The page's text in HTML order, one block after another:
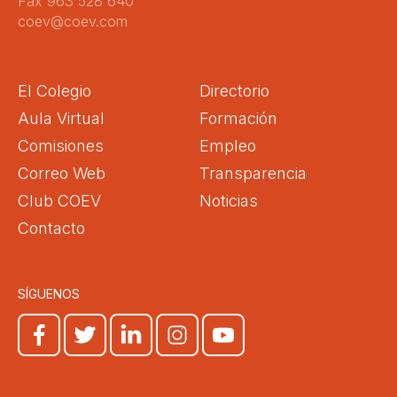
coev@coev.com
El Colegio
Directorio
Aula Virtual
Formación
Comisiones
Empleo
Correo Web
Transparencia
Club COEV
Noticias
Contacto
SÍGUENOS